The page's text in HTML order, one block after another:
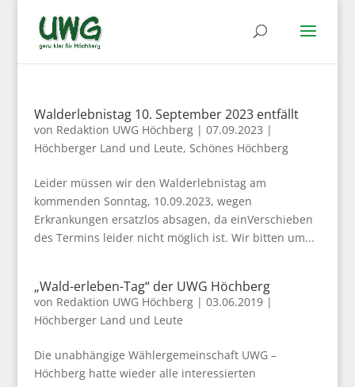
Walderlebnistag 10. September 2023 entfällt
von Redaktion UWG Höchberg| 07.09.2023 |
Höchberger Land und Leute, Schönes Höchberg
Leider müssen wir den Walderlebnistag am
kommenden Sonntag, 10.09.2023, wegen
Erkrankungen ersatzlos absagen, da einVerschieben
des Termins leider nicht möglich ist. Wir bitten um...
„Wald-erleben-Tag“ der UWG Höchberg
von Redaktion UWG Höchberg| 03.06.2019|
Höchberger Land und Leute
Die unabhängige Wählergemeinschaft UWG –
Höchberg hatte wieder alle interessierten